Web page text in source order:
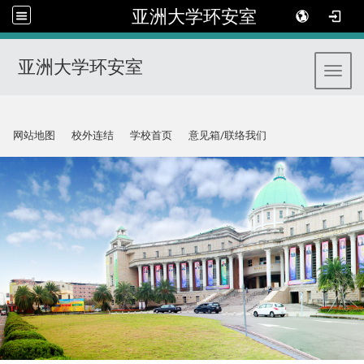
亚洲大学环安室
亚洲大学环安室
网站地图
校外连结 学校首页 意见箱/联络我们